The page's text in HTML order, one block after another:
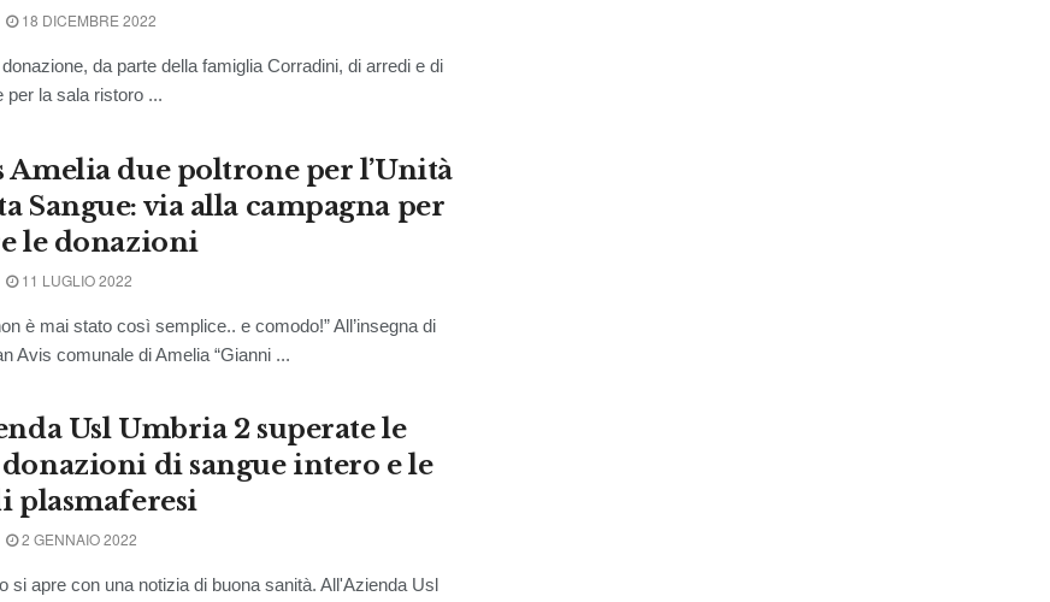
18 DICEMBRE 2022
da parte della famiglia Corradini, di arredi e di
per la sala ristoro ...
Amelia due poltrone per l’Unità
Sangue: via alla campagna per
le donazioni
11 LUGLIO 2022
è mai stato così semplice.. e comodo!” All’insegna di
Avis comunale di Amelia “Gianni ...
Usl Umbria 2 superate le
donazioni di sangue intero e le
plasmaferesi
2 GENNAIO 2022
si apre con una notizia di buona sanità. All'Azienda Usl